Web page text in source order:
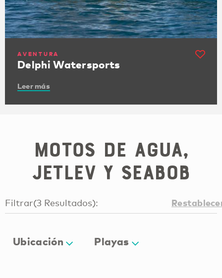
AVENTURA
Delphi Watersports
Leer más
Motos de agua,
Jetlev y Seabob
Filtrar(3 Resultados):
Ubicación Playas